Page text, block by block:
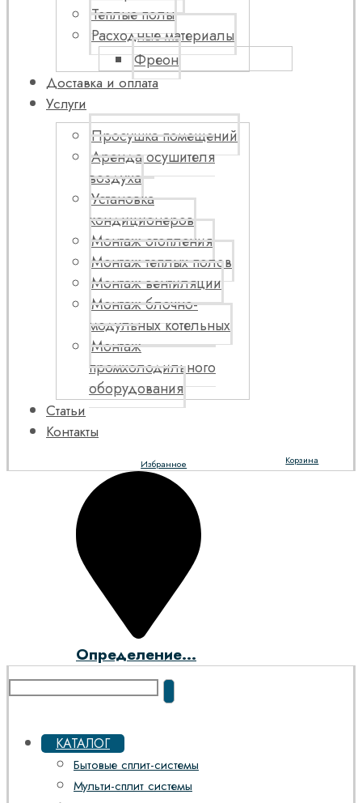
Теплые полы
Расходные материалы
Фреон
Доставка и оплата
Услуги
Просушка помещений
Аренда осушителя
воздуха
Установка
кондиционеров
Монтаж отопления
Монтаж теплых полов
Монтаж вентиляции
Монтаж блочно-
модульных котельных
Монтаж
промхолодильного
оборудования
Статьи
Контакты
Корзина
Избранное
Определение...
КАТАЛОГ
Бытовые сплит-системы
Мульти-сплит системы